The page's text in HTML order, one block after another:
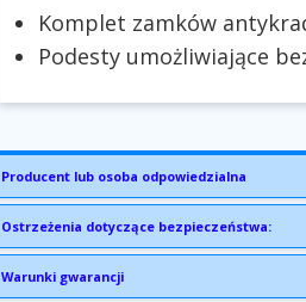
Komplet zamków
Podesty umożliwiające
Producent lub osoba odpowiedzialna
Ostrzeżenia dotyczące bezpieczeństwa:
Warunki gwarancji